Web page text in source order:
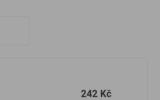
242 Kč